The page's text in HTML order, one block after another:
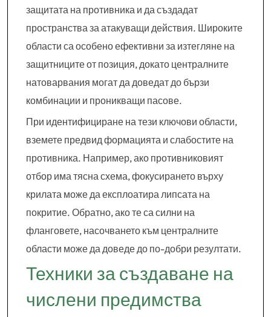
защитата на противника и да създадат
пространства за атакуващи действия. Широките
области са особено ефективни за изтегляне на
защитниците от позиция, докато централните
натоварвания могат да доведат до бързи
комбинации и проникващи пасове.
При идентифициране на тези ключови области,
вземете предвид формацията и слабостите на
противника. Например, ако противниковият
отбор има тясна схема, фокусирането върху
крилата може да експлоатира липсата на
покритие. Обратно, ако те са силни на
фланговете, насочването към централните
области може да доведе до по-добри резултати.
Техники за създаване на
числени предимства